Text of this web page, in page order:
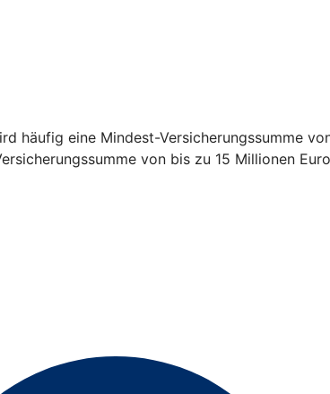
häufig eine Mindest-Versicherungssumme
von bis zu 15 Millionen